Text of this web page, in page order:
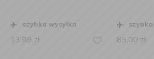
szybka wysyłka
13,99 zł
szybka
85,00 zł